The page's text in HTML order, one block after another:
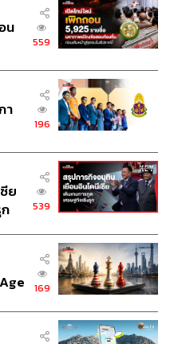
ามว่า CrowdStrike เป็น
ลายเป็นจริงแล้วหรือไม่?
งที่คนกลัวในช่วงนั้นมาก
รื่องนี้กับธรรมนิติ์ พิพัฒน์
นโลยี จำกัด และอดีต
กว่า 10 ปี
ล้ายกับ Y2K หาก
กต่างคือ Y2K เป็นปัญหาที่
ค่อนข้างนานก่อนที่ปี 2000
ในอนาคตก็ต้องยอมรับว่า
น
559
า
196
ย
539
169